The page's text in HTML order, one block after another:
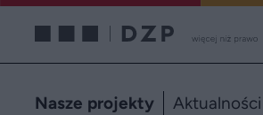
Nasze projekty Aktualności